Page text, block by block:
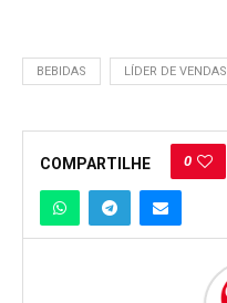
BEBIDAS LÍDER DE VENDAS
COMPARTILHE 0